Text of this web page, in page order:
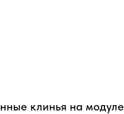
клинья на модуле